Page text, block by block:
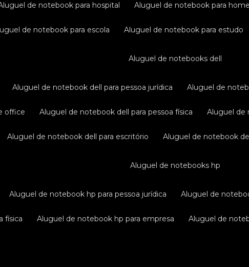
aluguel de notebook para hospital aluguel de notebook para
de notebook para escola aluguel de notebook para estudo
aluguel de notebooks dell
aluguel de notebook dell para pessoa jurídica aluguel de
office aluguel de notebook dell para pessoa física aluguel
aluguel de notebook dell para escritório aluguel de notebook
aluguel de notebooks hp
aluguel de notebook hp para pessoa jurídica aluguel de
física aluguel de notebook hp para empresa aluguel de